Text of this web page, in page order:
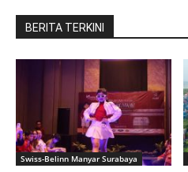
BERITA TERKINI
Swiss-Belinn Manyar Surabaya